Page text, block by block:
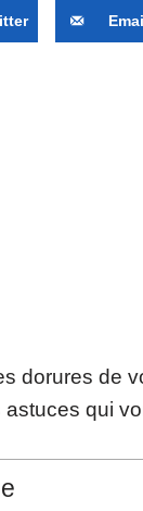
dorures de
qui